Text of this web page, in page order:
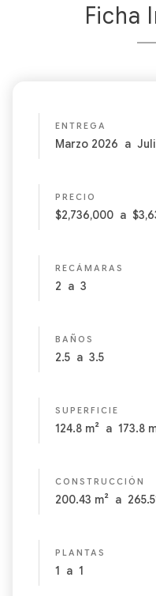
Ficha
ENTREGA
Marzo 2026 a
PRECIO
$2,736,000 a
RECÁMARAS
2 a 3
BAÑOS
2.5 a 3.5
SUPERFICIE
124.8 m² a 173.8
CONSTRUCCIÓN
200.43 m² a
PLANTAS
1 a 1